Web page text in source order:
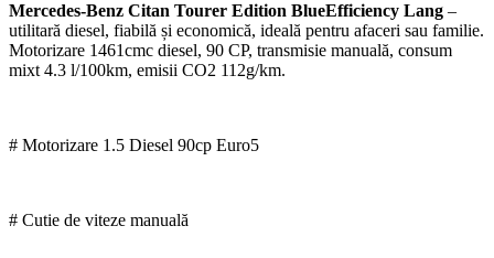
Mercedes-Benz Citan Tourer Edition BlueEfficiency Lang –
utilitară diesel, fiabilă și economică, ideală pentru afaceri sau familie.
Motorizare 1461cmc diesel, 90 CP, transmisie manuală, consum
mixt 4.3 l/100km, emisii CO2 112g/km.
# Motorizare 1.5 Diesel 90cp Euro5
# Cutie de viteze manuală